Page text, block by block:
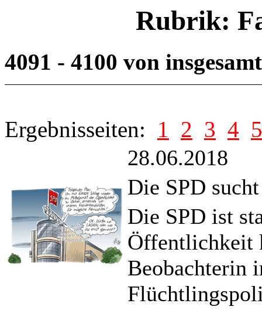
Rubrik:
4091 - 4100 von
Ergebnisseiten: 1 2 3 4 5
28.06.2018
Die SPD
Die SPD ist
Öffentlichkeit
Beobachterin